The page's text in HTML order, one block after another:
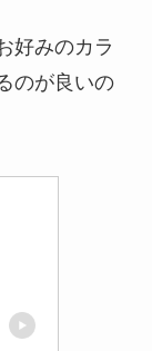
好みのカラ
のが良いの